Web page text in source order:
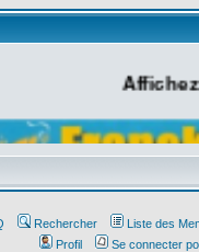
Rechercher
Liste des
Profil
Se connecter